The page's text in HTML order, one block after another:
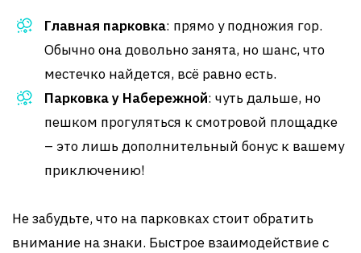
Главная парковка: прямо у подножия гор.
Обычно она довольно занята, но шанс, что
местечко найдется, всё равно есть.
Парковка у Набережной: чуть дальше, но
пешком прогуляться к смотровой площадке
– это лишь дополнительный бонус к вашему
приключению!
Не забудьте, что на парковках стоит обратить
внимание на знаки. Быстрое взаимодействие с